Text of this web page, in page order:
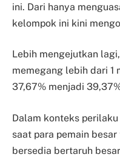
ini. Dari hanya
kelompok ini kini
Lebih mengejutkan
memegang lebih dari 1
37,67% menjadi
Dalam konteks
saat para pemain
bersedia bertaruh